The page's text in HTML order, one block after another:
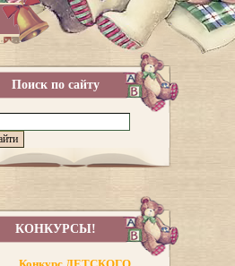
Поиск по сайту
КОНКУРСЫ!